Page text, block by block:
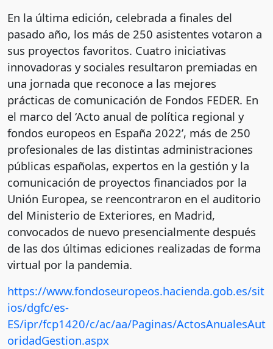
En la última edición, celebrada a finales del
pasado año, los más de 250 asistentes votaron a
sus proyectos favoritos. Cuatro iniciativas
innovadoras y sociales resultaron premiadas en
una jornada que reconoce a las mejores
prácticas de comunicación de Fondos FEDER. En
el marco del ‘Acto anual de política regional y
fondos europeos en España 2022’, más de 250
profesionales de las distintas administraciones
públicas españolas, expertos en la gestión y la
comunicación de proyectos financiados por la
Unión Europea, se reencontraron en el auditorio
del Ministerio de Exteriores, en Madrid,
convocados de nuevo presencialmente después
de las dos últimas ediciones realizadas de forma
virtual por la pandemia.
https://www.fondoseuropeos.hacienda.gob.es/sit
ios/dgfc/es-
ES/ipr/fcp1420/c/ac/aa/Paginas/ActosAnualesAut
oridadGestion.aspx